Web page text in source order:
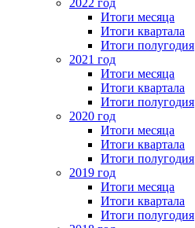
2022 год
Итоги месяца
Итоги квартала
Итоги полугодия
2021 год
Итоги месяца
Итоги квартала
Итоги полугодия
2020 год
Итоги месяца
Итоги квартала
Итоги полугодия
2019 год
Итоги месяца
Итоги квартала
Итоги полугодия